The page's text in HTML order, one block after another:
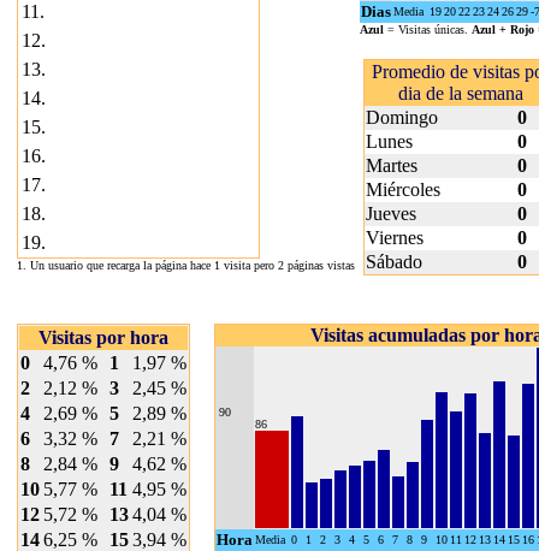
11.
12.
13.
14.
15.
16.
17.
18.
19.
1. Un usuario que recarga la página hace 1 visita pero 2 páginas vistas
DiasMedia 19202223242629-7
Azul = Visitas únicas. Azul + Rojo
Promedio de visitas
dia de la semana
Domingo
0
Lunes
0
Martes
0
Miércoles
0
Jueves
0
Viernes
0
Sábado
0
Visitas por hora
0
4,76 % 1
1,97 %
2
2,12 % 3
2,45 %
4
2,69 % 5
2,89 %
6
3,32 % 7
2,21 %
8
2,84 % 9
4,62 %
10 5,77 % 11 4,95 %
12 5,72 % 134,04 %
146,25 % 153,94 %
Visitas acumuladas por
90
86
HoraMedia 0 1 2 3 4 5 6 7 8 9 10 11 12 13 14 15 16